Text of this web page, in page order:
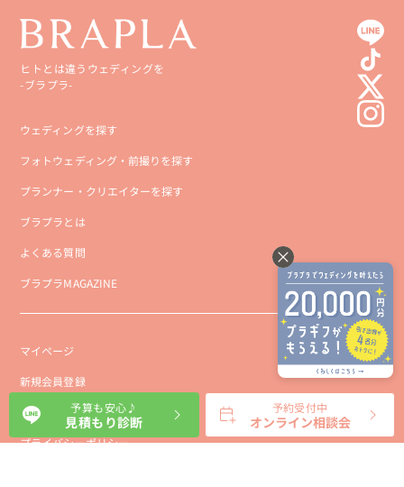
ヒトとは違うウェディングを
-ブラプラ-
ウェディングを探す
フォトウェディング・前撮りを探す
プランナー・クリエイターを探す
ブラプラとは
よくある質問
ブラプラMAGAZINE
マイページ
新規会員登録
会社概要
プライバシーポリシー
予算も安心♪
見積もり診断
予約受付中
オンライン相談会